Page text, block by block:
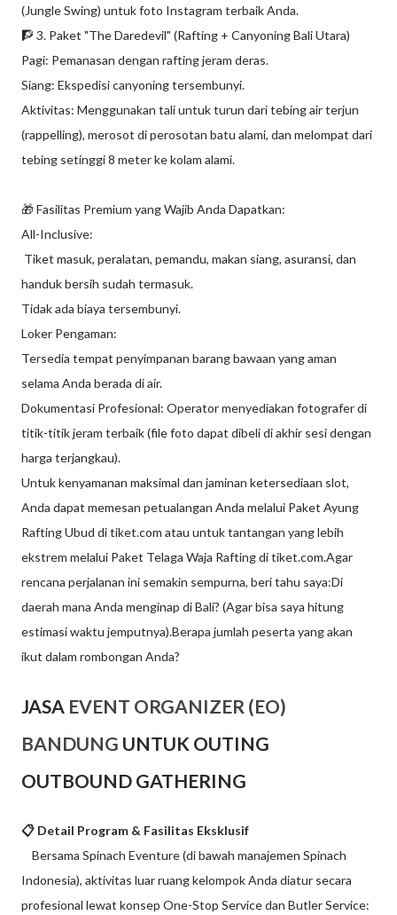
(Jungle Swing) untuk foto Instagram terbaik Anda.
🧗 3. Paket "The Daredevil" (Rafting + Canyoning Bali Utara)
Pagi: Pemanasan dengan rafting jeram deras.
Siang: Ekspedisi canyoning tersembunyi.
Aktivitas: Menggunakan tali untuk turun dari tebing air terjun
(rappelling), merosot di perosotan batu alami, dan melompat dari
tebing setinggi 8 meter ke kolam alami.
🎁 Fasilitas Premium yang Wajib Anda Dapatkan:
All-Inclusive:
Tiket masuk, peralatan, pemandu, makan siang, asuransi, dan
handuk bersih sudah termasuk.
Tidak ada biaya tersembunyi.
Loker Pengaman:
Tersedia tempat penyimpanan barang bawaan yang aman
selama Anda berada di air.
Dokumentasi Profesional: Operator menyediakan fotografer di
titik-titik jeram terbaik (file foto dapat dibeli di akhir sesi dengan
harga terjangkau).
Untuk kenyamanan maksimal dan jaminan ketersediaan slot,
Anda dapat memesan petualangan Anda melalui Paket Ayung
Rafting Ubud di tiket.com atau untuk tantangan yang lebih
ekstrem melalui Paket Telaga Waja Rafting di tiket.com.Agar
rencana perjalanan ini semakin sempurna, beri tahu saya:Di
daerah mana Anda menginap di Bali? (Agar bisa saya hitung
estimasi waktu jemputnya).Berapa jumlah peserta yang akan
ikut dalam rombongan Anda?
JASA EVENT ORGANIZER (EO)
BANDUNG UNTUK OUTING
OUTBOUND GATHERING
📋 Detail Program & Fasilitas Eksklusif
Bersama Spinach Eventure (di bawah manajemen Spinach
Indonesia), aktivitas luar ruang kelompok Anda diatur secara
profesional lewat konsep One-Stop Service dan Butler Service: